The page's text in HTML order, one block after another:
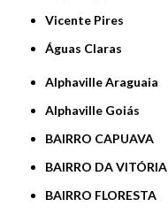
Vicente Pires
Águas Claras
Alphaville Araguaia
Alphaville Goiás
BAIRRO CAPUAVA
BAIRRO DA VITÓRIA
BAIRRO FLORESTA